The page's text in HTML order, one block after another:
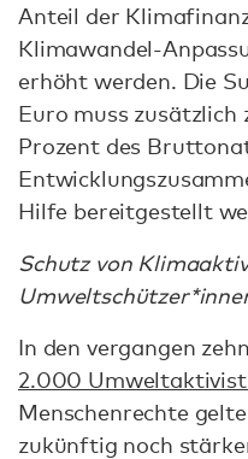
Anteil der
Klimawandel-
erhöht werden. Die
Euro muss zusätzlich
Prozent des
Hilfe bereitgestellt
Schutz von
In den vergangen
2.000
Menschenrechte
zukünftig noch